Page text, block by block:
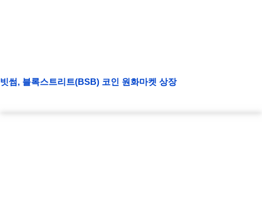
빗썸, 블록스트리트(BSB) 코인 원화마켓 상장